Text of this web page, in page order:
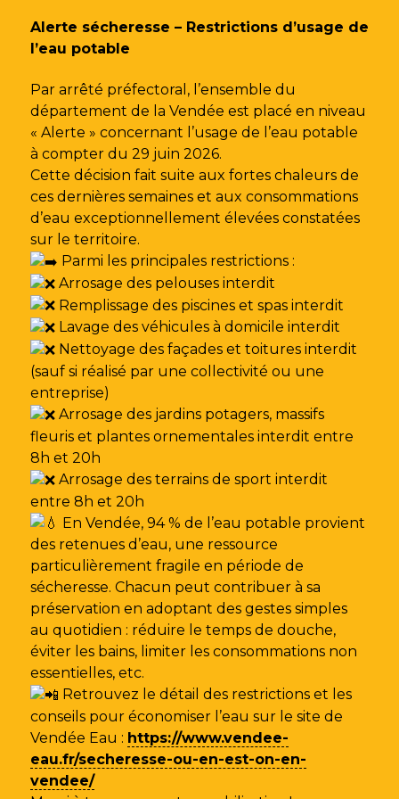
Alerte sécheresse – Restrictions d’usage de
l’eau potable
Par arrêté préfectoral, l’ensemble du
département de la Vendée est placé en niveau
« Alerte » concernant l’usage de l’eau potable
à compter du 29 juin 2026.
Cette décision fait suite aux fortes chaleurs de
ces dernières semaines et aux consommations
d’eau exceptionnellement élevées constatées
sur le territoire.
Parmi les principales restrictions :
Arrosage des pelouses interdit
Remplissage des piscines et spas interdit
Lavage des véhicules à domicile interdit
Nettoyage des façades et toitures interdit
(sauf si réalisé par une collectivité ou une
entreprise)
Arrosage des jardins potagers, massifs
fleuris et plantes ornementales interdit entre
8h et 20h
Arrosage des terrains de sport interdit
entre 8h et 20h
En Vendée, 94 % de l’eau potable provient
des retenues d’eau, une ressource
particulièrement fragile en période de
sécheresse. Chacun peut contribuer à sa
préservation en adoptant des gestes simples
au quotidien : réduire le temps de douche,
éviter les bains, limiter les consommations non
essentielles, etc.
Retrouvez le détail des restrictions et les
conseils pour économiser l’eau sur le site de
Vendée Eau : https://www.vendee-
eau.fr/secheresse-ou-en-est-on-en-
vendee/